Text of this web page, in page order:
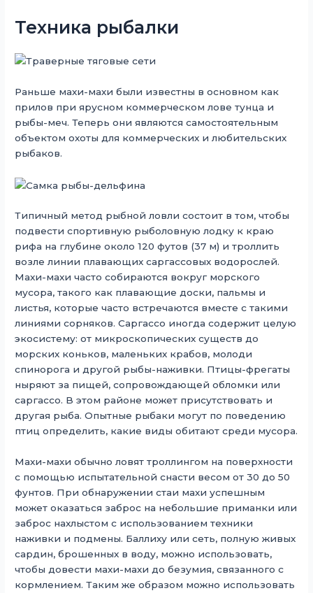
Техника рыбалки
Раньше махи-махи были известны в основном как
прилов при ярусном коммерческом лове тунца и
рыбы-меч. Теперь они являются самостоятельным
объектом охоты для коммерческих и любительских
рыбаков.
Типичный метод рыбной ловли состоит в том, чтобы
подвести спортивную рыболовную лодку к краю
рифа на глубине около 120 футов (37 м) и троллить
возле линии плавающих саргассовых водорослей.
Махи-махи часто собираются вокруг морского
мусора, такого как плавающие доски, пальмы и
листья, которые часто встречаются вместе с такими
линиями сорняков. Саргассо иногда содержит целую
экосистему: от микроскопических существ до
морских коньков, маленьких крабов, молоди
спинорога и другой рыбы-наживки. Птицы-фрегаты
ныряют за пищей, сопровождающей обломки или
саргассо. В этом районе может присутствовать и
другая рыба. Опытные рыбаки могут по поведению
птиц определить, какие виды обитают среди мусора.
Махи-махи обычно ловят троллингом на поверхности
с помощью испытательной снасти весом от 30 до 50
фунтов. При обнаружении стаи махи успешным
может оказаться заброс на небольшие приманки или
заброс нахлыстом с использованием техники
наживки и подмены. Баллиху или сеть, полную живых
сардин, брошенных в воду, можно использовать,
чтобы довести махи-махи до безумия, связанного с
кормлением. Таким же образом можно использовать